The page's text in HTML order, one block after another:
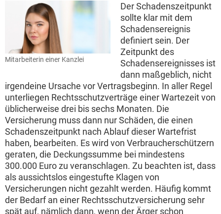
Mitarbeiterin einer Kanzlei
Der Schadenszeitpunkt
sollte klar mit dem
Schadensereignis
definiert sein. Der
Zeitpunkt des
Schadensereignisses ist
dann maßgeblich, nicht
irgendeine Ursache vor Vertragsbeginn. In aller Regel
unterliegen Rechtsschutzverträge einer Wartezeit von
üblicherweise drei bis sechs Monaten. Die
Versicherung muss dann nur Schäden, die einen
Schadenszeitpunkt nach Ablauf dieser Wartefrist
haben, bearbeiten. Es wird von Verbraucherschützern
geraten, die Deckungssumme bei mindestens
300.000 Euro zu veranschlagen. Zu beachten ist, dass
als aussichtslos eingestufte Klagen von
Versicherungen nicht gezahlt werden. Häufig kommt
der Bedarf an einer Rechtsschutzversicherung sehr
spät auf, nämlich dann, wenn der Ärger schon